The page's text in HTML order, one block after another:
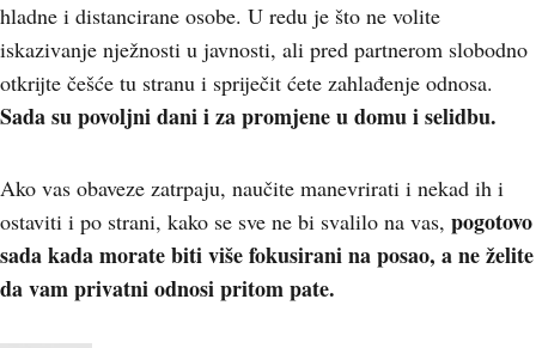
hladne i distancirane osobe. U redu je što ne volite
iskazivanje nježnosti u javnosti, ali pred partnerom slobodno
otkrijte češće tu stranu i spriječit ćete zahlađenje odnosa.
Sada su povoljni dani i za promjene u domu i selidbu.
Ako vas obaveze zatrpaju, naučite manevrirati i nekad ih i
ostaviti i po strani, kako se sve ne bi svalilo na vas, pogotovo
sada kada morate biti više fokusirani na posao, a ne želite
da vam privatni odnosi pritom pate.